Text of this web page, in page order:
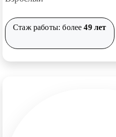
Стаж работы: более49 лет